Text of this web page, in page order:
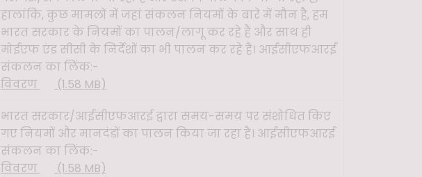
हालांकि, कुछ मामलों में जहां संकलन नियमों के बारे में मौन है, हम
भारत सरकार के नियमों का पालन/लागू कर रहे हैं और साथ ही
मोईएफ एंड सीसी के निर्देशों का भी पालन कर रहे हैं। आईसीएफआरई
संकलन का लिंक:-
विवरण
(1.58 MB)
भारत सरकार/आईसीएफआरई द्वारा समय-समय पर संशोधित किए
गए नियमों और मानदंडों का पालन किया जा रहा है। आईसीएफआरई
संकलन का लिंक:-
विवरण
(1.58 MB)